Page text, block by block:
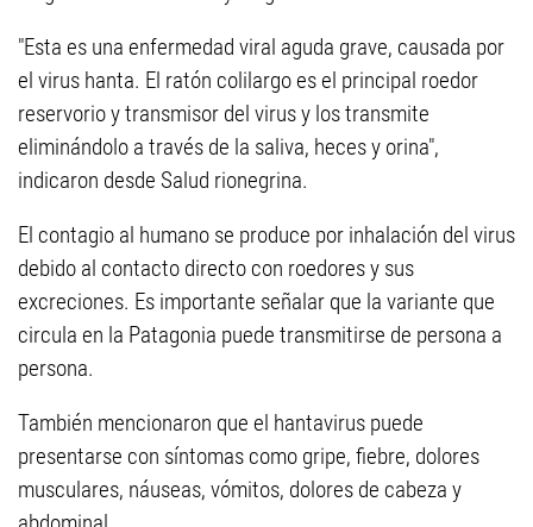
"Esta es una enfermedad viral aguda grave, causada por
el virus hanta. El ratón colilargo es el principal roedor
reservorio y transmisor del virus y los transmite
eliminándolo a través de la saliva, heces y orina",
indicaron desde Salud rionegrina.
El contagio al humano se produce por inhalación del virus
debido al contacto directo con roedores y sus
excreciones. Es importante señalar que la variante que
circula en la Patagonia puede transmitirse de persona a
persona.
También mencionaron que el hantavirus puede
presentarse con síntomas como gripe, fiebre, dolores
musculares, náuseas, vómitos, dolores de cabeza y